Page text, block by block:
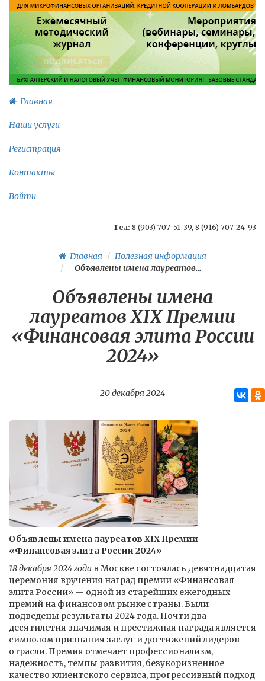
Главная
Наши услуги
Регистрация
Контакты
Войти
Тел: 8 (903) 707-51-39, 8 (916) 707-24-93
Главная
Полезная информация
- Объявлены имена лауреатов... -
Объявлены имена
лауреатов XIX Премии
«Финансовая элита России
2024»
20 декабря 2024
Объявлены имена лауреатов XIX Премии
«Финансовая элита России 2024»
18 декабря 2024 года в Москве состоялась девятнадцатая
церемония вручения наград премии «Финансовая
элита России» — одной из старейших ежегодных
премий на финансовом рынке страны. Были
подведены результаты 2024 года. Почти два
десятилетия значимая и престижная награда является
символом признания заслуг и достижений лидеров
отрасли. Премия отмечает профессионализм,
надежность, темпы развития, безукоризненное
качество клиентского сервиса, прогрессивный подход